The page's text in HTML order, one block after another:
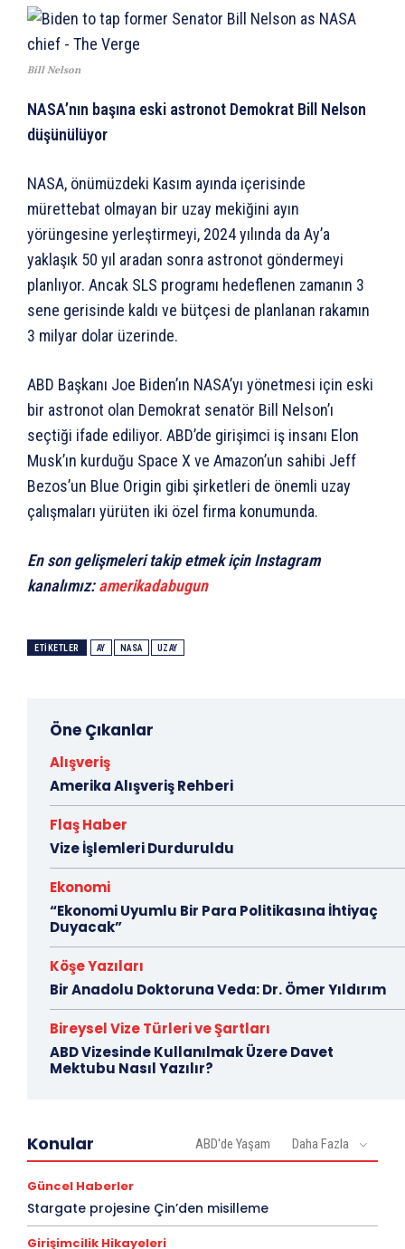
Bill Nelson
NASA’nın başına eski astronot Demokrat Bill Nelson
düşünülüyor
NASA, önümüzdeki Kasım ayında içerisinde
mürettebat olmayan bir uzay mekiğini ayın
yörüngesine yerleştirmeyi, 2024 yılında da Ay’a
yaklaşık 50 yıl aradan sonra astronot göndermeyi
planlıyor. Ancak SLS programı hedeflenen zamanın 3
sene gerisinde kaldı ve bütçesi de planlanan rakamın
3 milyar dolar üzerinde.
ABD Başkanı Joe Biden’ın NASA’yı yönetmesi için eski
bir astronot olan Demokrat senatör Bill Nelson’ı
seçtiği ifade ediliyor. ABD’de girişimci iş insanı Elon
Musk’ın kurduğu Space X ve Amazon’un sahibi Jeff
Bezos’un Blue Origin gibi şirketleri de önemli uzay
çalışmaları yürüten iki özel firma konumunda.
En son gelişmeleri takip etmek için Instagram
kanalımız:amerikadabugun
ETIKETLER AY NASA UZAY
Öne Çıkanlar
Alışveriş
Amerika Alışveriş Rehberi
Flaş Haber
Vize İşlemleri Durduruldu
Ekonomi
“Ekonomi Uyumlu Bir Para Politikasına İhtiyaç
Duyacak”
Köşe Yazıları
Bir Anadolu Doktoruna Veda: Dr. Ömer Yıldırım
Bireysel Vize Türleri ve Şartları
ABD Vizesinde Kullanılmak Üzere Davet
Mektubu Nasıl Yazılır?
Konular ABD'de Yaşam Daha Fazla
Güncel Haberler
Stargate projesine Çin’den misilleme
Girişimcilik Hikayeleri